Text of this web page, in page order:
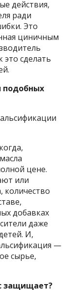
действия,
ради
Это
циничным
это сделать
подобных
цене.
или
количество
добавках
даже
И,
—
сырье,
защищает?